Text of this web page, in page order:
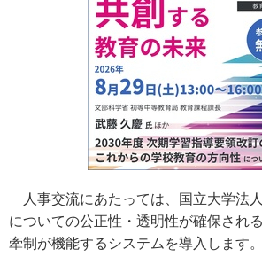
人事交流にあたっては、国立大学法
についての公正性・透明性が確保され
牽制が機能するシステムを導入します